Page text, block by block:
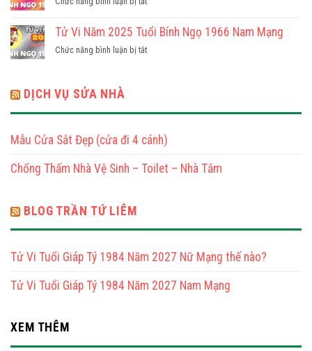
Mạng
2025
Giáp
Vi
Năm
2025
Mạng
Tử Vi Năm 2025 Tuổi Bính Ngọ 1966 Nam Mạng
Chức năng bình luận bị tắtở
Tuổi
Ngọ
Nam
DỊCH VỤ SỬA NHÀ
Mẫu Cửa Sắt Đẹp (cửa đi 4 cánh)
Chống Thấm Nhà Vệ Sinh – Toilet – Nhà Tắm
BLOG TRẦN TỨ LIÊM
Tử Vi Tuổi Giáp Tý 1984 Năm 2027 Nữ Mạng thế nào?
Tử Vi Tuổi Giáp Tý 1984 Năm 2027 Nam Mạng
XEM THÊM